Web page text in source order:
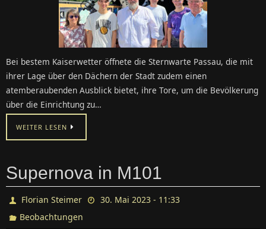
Bei bestem Kaiserwetter öffnete die Sternwarte Passau, die mit
ihrer Lage über den Dächern der Stadt zudem einen
atemberaubenden Ausblick bietet, ihre Tore, um die Bevölkerung
über die Einrichtung zu…
WEITER LESEN
Supernova in M101
Florian Steimer
30. Mai 2023 - 11:33
Beobachtungen